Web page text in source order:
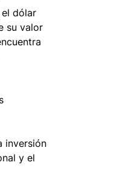
dólar
su valor
inversión
y el